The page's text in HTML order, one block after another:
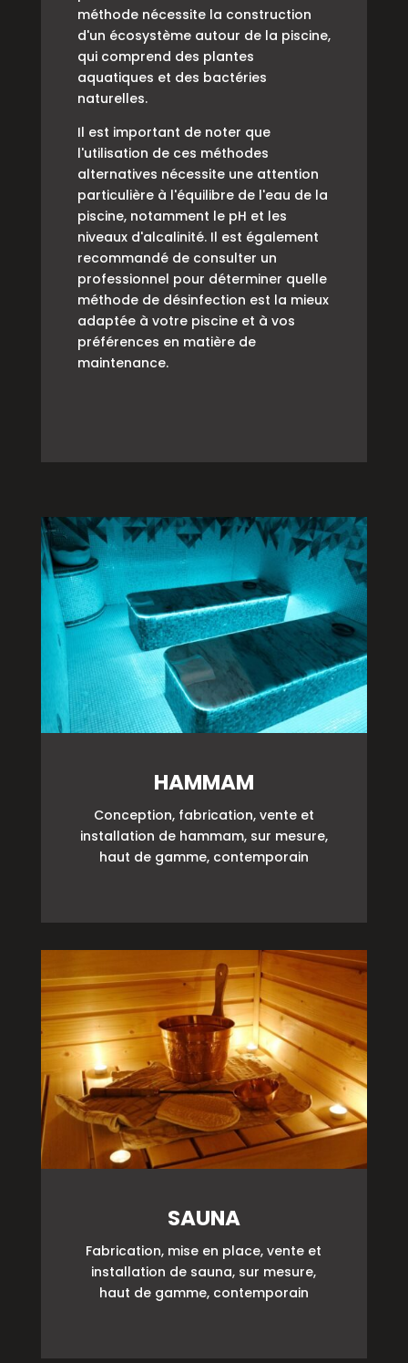
méthode nécessite la construction
d'un écosystème autour de la piscine,
qui comprend des plantes
aquatiques et des bactéries
naturelles.
Il est important de noter que
l'utilisation de ces méthodes
alternatives nécessite une attention
particulière à l'équilibre de l'eau de la
piscine, notamment le pH et les
niveaux d'alcalinité. Il est également
recommandé de consulter un
professionnel pour déterminer quelle
méthode de désinfection est la mieux
adaptée à votre piscine et à vos
préférences en matière de
maintenance.
HAMMAM
Conception, fabrication, vente et
installation de hammam, sur mesure,
haut de gamme, contemporain
SAUNA
Fabrication, mise en place, vente et
installation de sauna, sur mesure,
haut de gamme, contemporain